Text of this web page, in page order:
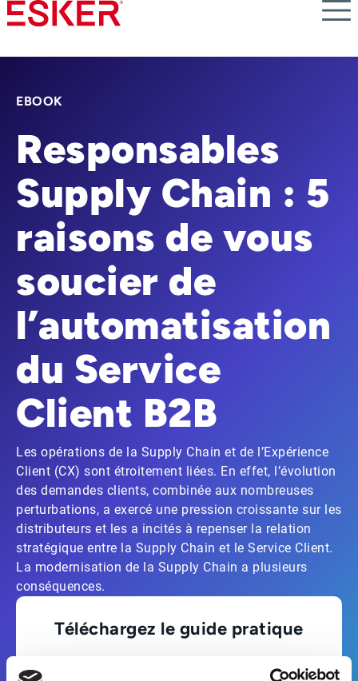
Skip
to
content
EBOOK
Responsables
Supply Chain : 5
raisons de vous
soucier de
l’automatisation
du Service
Client B2B
Les opérations de la Supply Chain et de l’Expérience
Client (CX) sont étroitement liées. En effet, l’évolution
des demandes clients, combinée aux nombreuses
perturbations, a exercé une pression croissante sur les
distributeurs et les a incités à repenser la relation
stratégique entre la Supply Chain et le Service Client.
La modernisation de la Supply Chain a plusieurs
conséquences.
Téléchargez le guide pratique